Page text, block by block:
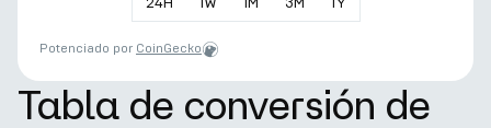
Potenciado por CoinGecko
Tabla de conversión de